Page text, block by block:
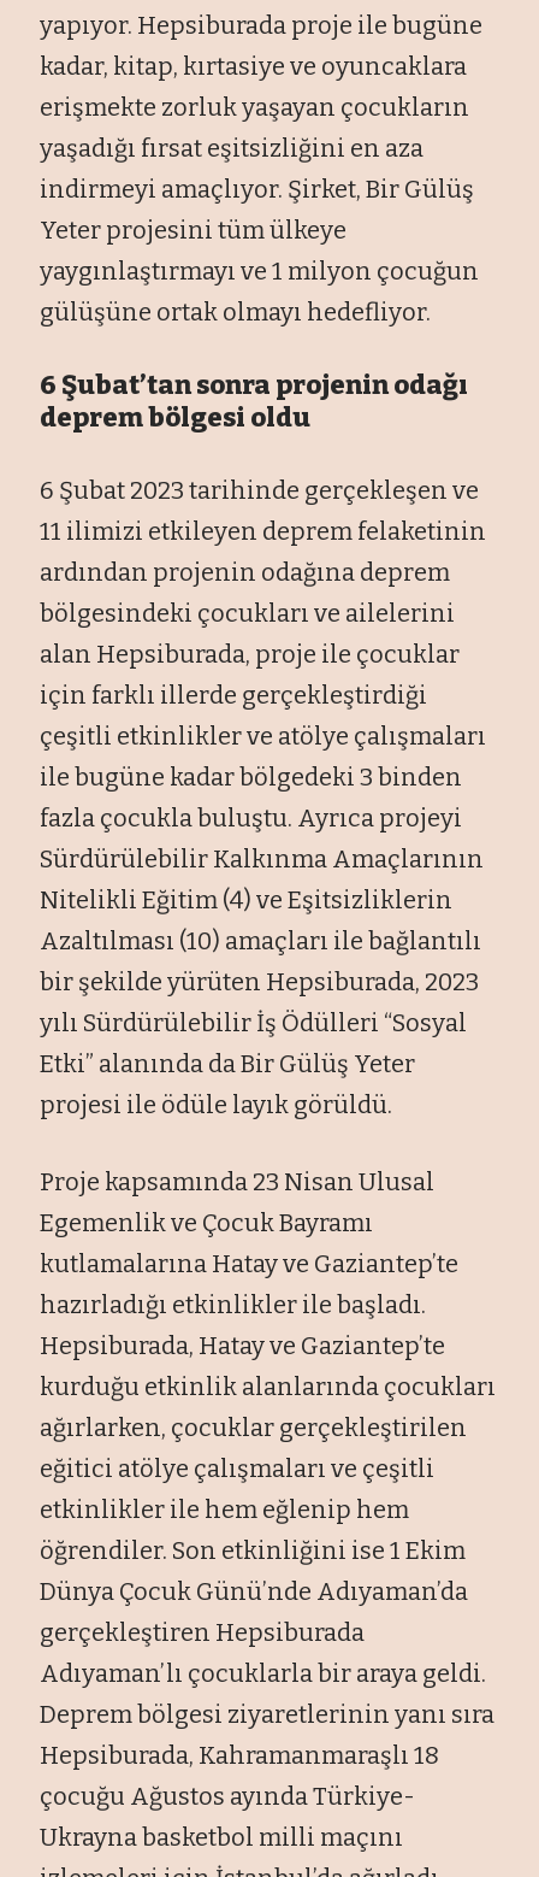
yapıyor. Hepsiburada proje ile bugüne
kadar, kitap, kırtasiye ve oyuncaklara
erişmekte zorluk yaşayan çocukların
yaşadığı fırsat eşitsizliğini en aza
indirmeyi amaçlıyor. Şirket, Bir Gülüş
Yeter projesini tüm ülkeye
yaygınlaştırmayı ve 1 milyon çocuğun
gülüşüne ortak olmayı hedefliyor.
6 Şubat’tan sonra projenin odağı
deprem bölgesi oldu
6 Şubat 2023 tarihinde gerçekleşen ve
11 ilimizi etkileyen deprem felaketinin
ardından projenin odağına deprem
bölgesindeki çocukları ve ailelerini
alan Hepsiburada, proje ile çocuklar
için farklı illerde gerçekleştirdiği
çeşitli etkinlikler ve atölye çalışmaları
ile bugüne kadar bölgedeki 3 binden
fazla çocukla buluştu. Ayrıca projeyi
Sürdürülebilir Kalkınma Amaçlarının
Nitelikli Eğitim (4) ve Eşitsizliklerin
Azaltılması (10) amaçları ile bağlantılı
bir şekilde yürüten Hepsiburada, 2023
yılı Sürdürülebilir İş Ödülleri “Sosyal
Etki” alanında da Bir Gülüş Yeter
projesi ile ödüle layık görüldü.
Proje kapsamında 23 Nisan Ulusal
Egemenlik ve Çocuk Bayramı
kutlamalarına Hatay ve Gaziantep’te
hazırladığı etkinlikler ile başladı.
Hepsiburada, Hatay ve Gaziantep’te
kurduğu etkinlik alanlarında çocukları
ağırlarken, çocuklar gerçekleştirilen
eğitici atölye çalışmaları ve çeşitli
etkinlikler ile hem eğlenip hem
öğrendiler. Son etkinliğini ise 1 Ekim
Dünya Çocuk Günü’nde Adıyaman’da
gerçekleştiren Hepsiburada
Adıyaman’lı çocuklarla bir araya geldi.
Deprem bölgesi ziyaretlerinin yanı sıra
Hepsiburada, Kahramanmaraşlı 18
çocuğu Ağustos ayında Türkiye-
Ukrayna basketbol milli maçını